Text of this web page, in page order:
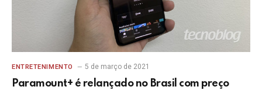
ENTRETENIMENTO 5 de março de 2021
Paramount+ é relançado no Brasil com preço